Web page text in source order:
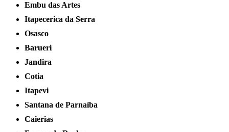
Embu das Artes
Itapecerica da Serra
Osasco
Barueri
Jandira
Cotia
Itapevi
Santana de Parnaíba
Caierias